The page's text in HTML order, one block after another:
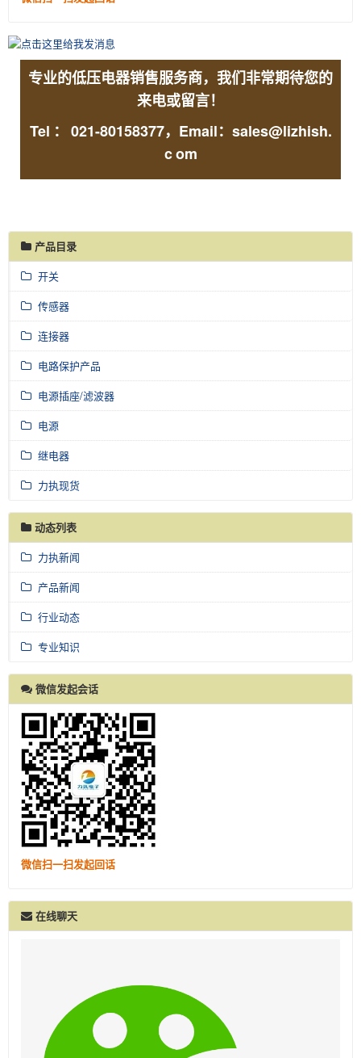
专业的低压电器销售服务商，我们非常期待您的
来电或留言！
Tel ： 021-80158377，Email：sales@lizhish.
com
产品目录
开关
传感器
连接器
电路保护产品
电源插座/滤波器
电源
继电器
力执现货
动态列表
力执新闻
产品新闻
行业动态
专业知识
微信发起会话
微信扫一扫发起回话
在线聊天